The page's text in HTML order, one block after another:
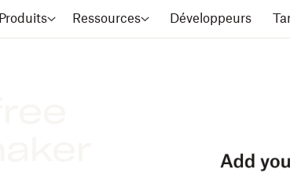
Produits Ressources Développeurs